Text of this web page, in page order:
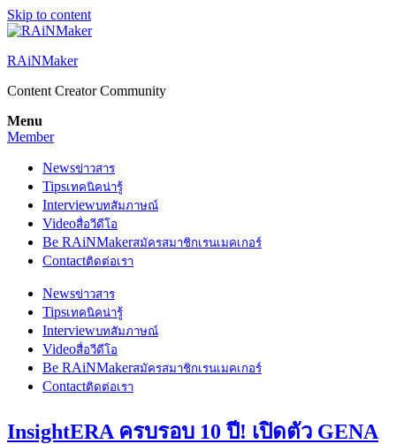
Skip to content
RAiNMaker
Content Creator Community
Menu
Member
Newsข่าวสาร
Tipsเทคนิคน่ารู้
Interviewบทสัมภาษณ์
Videoสื่อวีดีโอ
Be RAiNMakerสมัครสมาชิกเรนเมคเกอร์
Contactติดต่อเรา
Newsข่าวสาร
Tipsเทคนิคน่ารู้
Interviewบทสัมภาษณ์
Videoสื่อวีดีโอ
Be RAiNMakerสมัครสมาชิกเรนเมคเกอร์
Contactติดต่อเรา
InsightERA ครบรอบ 10 ปี! เปิดตัว GENA